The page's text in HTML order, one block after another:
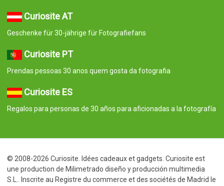
Curiosite AT
Geschenke für 30-jährige für Fotografiefans
Curiosite PT
Prendas pessoas 30 anos quem gosta da fotografia
Curiosite ES
Regalos para personas de 30 años para aficionadas a la fotografía
© 2008-2026 Curiosite. Idées cadeaux et gadgets. Curiosite est
une production de Milimetrado diseño y producción multimedia
S.L.. Inscrite au Registre du commerce et des sociétés de Madrid le